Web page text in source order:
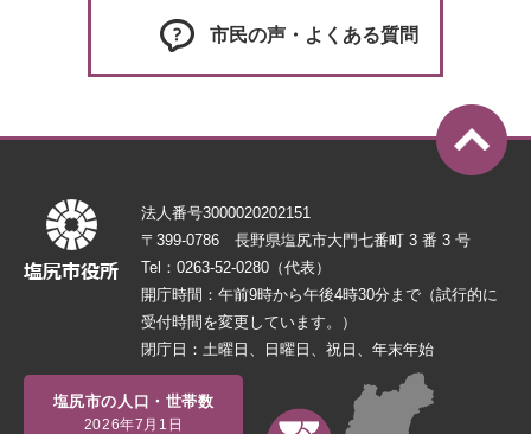
市民の声・よくある質問
法人番号3000020202151
〒399-0786 長野県塩尻市大門七番町 3 番 3 号
Tel：0263-52-0280（代表）
開庁時間：午前9時から午後4時30分まで（試行的に
受付時間を変更しています。）
閉庁日：土曜日、日曜日、祝日、年末年始
塩尻市の人口・世帯数
2026年7月1日